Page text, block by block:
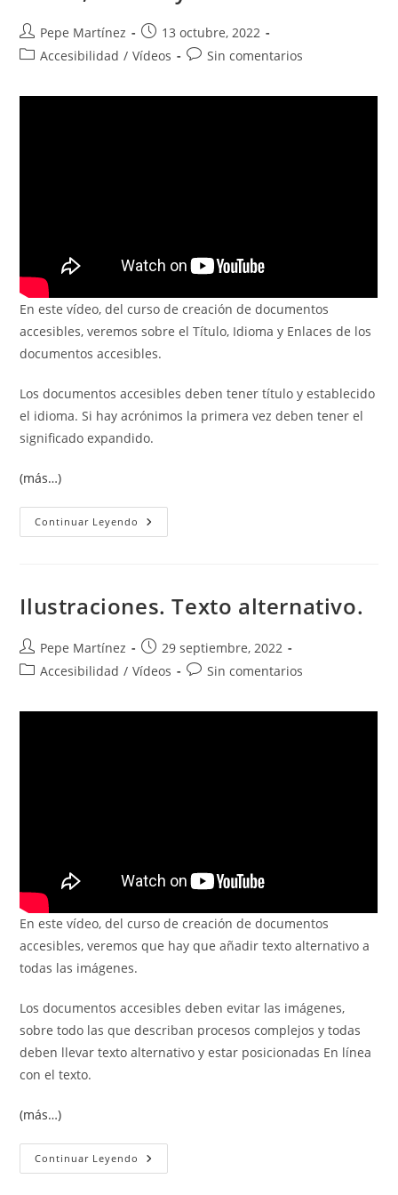
Autor
de
Pepe Martínez
Publicación
de
13 octubre, 2022
Categoría
la
Accesibilidad / Vídeos
Comentarios
la
Sin comentarios
En este vídeo, del curso de creación de documentos
accesibles, veremos sobre el Título, Idioma y Enlaces de los
documentos accesibles.
Los documentos accesibles deben tener título y establecido
el idioma. Si hay acrónimos la primera vez deben tener el
significado expandido.
(más…)
Continuar Leyendo Título,
Idioma
Ilustraciones. Texto alternativo.
Autor
de
Pepe Martínez
Publicación
de
29 septiembre, 2022
Categoría
Accesibilidad / Vídeos
Comentarios
Sin comentarios
En este vídeo, del curso de creación de documentos
accesibles, veremos que hay que añadir texto alternativo a
todas las imágenes.
Los documentos accesibles deben evitar las imágenes,
sobre todo las que describan procesos complejos y todas
deben llevar texto alternativo y estar posicionadas En línea
con el texto.
(más…)
Continuar Leyendo Ilustraciones.
Texto